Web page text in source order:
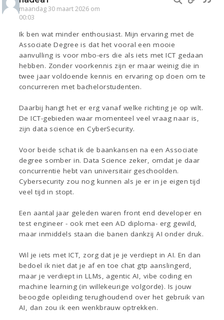
maandag 30 maart 2026 om
00:03
Ik ben wat minder enthousiast. Mijn ervaring met de
Associate Degree is dat het vooral een mooie
aanvulling is voor mbo-ers die als iets met ICT gedaan
hebben. Zonder voorkennis zijn er maar weinig die in
twee jaar voldoende kennis en ervaring op doen om te
concurreren met bachelorstudenten.
Daarbij hangt het er erg vanaf welke richting je op wilt.
De ICT-gebieden waar momenteel veel vraag naar is,
zijn data science en CyberSecurity.
Voor beide schat ik de baankansen na een Associate
degree somber in. Data Science zeker, omdat je daar
concurrentie hebt van universitair geschoolden.
Cybersecurity zou nog kunnen als je er in je eigen tijd
veel tijd in stopt.
Een aantal jaar geleden waren front end developer en
test engineer - ook met een AD diploma- erg gewild,
maar inmiddels staan die banen dankzij AI onder druk.
Wil je iets met ICT, zorg dat je je verdiept in AI. En dan
bedoel ik niet dat je af en toe chat gtp aanslingerd,
maar je verdiept in LLMs, agentic AI, vibe coding en
machine learning (in willekeurige volgorde). Is jouw
beoogde opleiding terughoudend over het gebruik van
AI, dan zou ik een wenkbrauw optrekken.